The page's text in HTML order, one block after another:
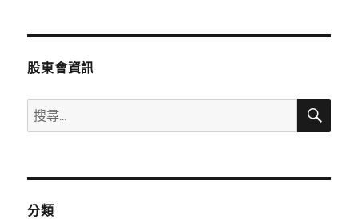
股東會資訊
搜
尋
鍵
搜
分類